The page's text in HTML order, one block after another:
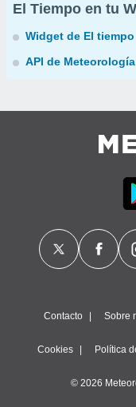
El Tiempo en tu
Widget de El tiempo
API de Meteorología
Contacto Sobre
Cookies Política
© 2026